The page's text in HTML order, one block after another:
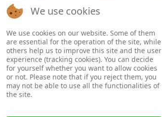
We use cookies
We use cookies on our website. Some of them
are essential for the operation of the site, while
others help us to improve this site and the user
experience (tracking cookies). You can decide
for yourself whether you want to allow cookies
or not. Please note that if you reject them, you
may not be able to use all the functionalities of
the site.